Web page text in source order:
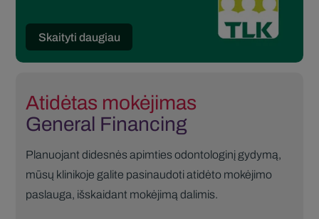
Skaityti daugiau
Atidėtas mokėjimas
General Financing
Planuojant didesnės apimties odontologinį gydymą,
mūsų klinikoje galite pasinaudoti atidėto mokėjimo
paslauga, išskaidant mokėjimą dalimis.